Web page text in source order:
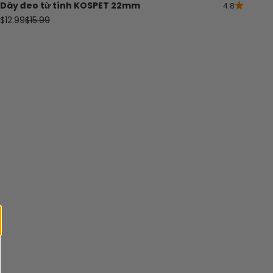
Dây đeo từ tính KOSPET 22mm 4.8
Giá bán
$12.99Giá thông thường
$15.99